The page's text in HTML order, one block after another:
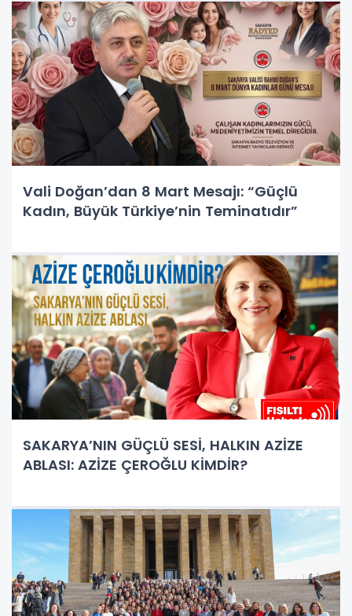
Vali Doğan’dan 8 Mart Mesajı: “Güçlü
Kadın, Büyük Türkiye’nin Teminatıdır”
SAKARYA’NIN GÜÇLÜ SESİ, HALKIN AZİZE
ABLASI: AZİZE ÇEROĞLU KİMDİR?